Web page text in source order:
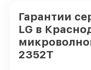
Гарантии
LG в
2352T